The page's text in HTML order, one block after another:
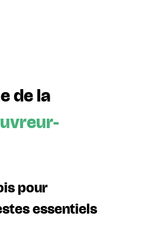
de la
pour
essentiels